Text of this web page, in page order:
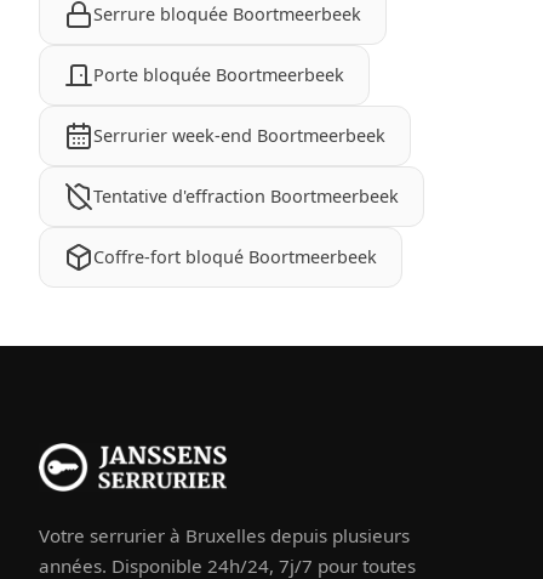
Serrure bloquée Boortmeerbeek
Porte bloquée Boortmeerbeek
Serrurier week-end Boortmeerbeek
Tentative d'effraction Boortmeerbeek
Coffre-fort bloqué Boortmeerbeek
Votre serrurier à Bruxelles depuis plusieurs
années. Disponible 24h/24, 7j/7 pour toutes